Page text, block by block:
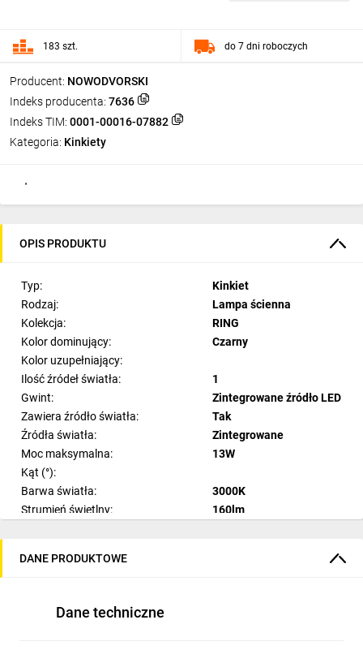
Producent: NOWODVORSKI
Indeks producenta: 7636
Indeks TIM: 0001-00016-07882
Kategoria: Kinkiety
183 szt. do 7 dni roboczych
OPIS PRODUKTU
Typ:
Kinkiet
Rodzaj:
Lampa ścienna
Kolekcja:
RING
Kolor dominujący:
Czarny
Kolor uzupełniający:
Ilość źródeł światła:
1
Gwint:
Zintegrowane źródło LED
Zawiera źródło światła:
Tak
Źródła światła:
Zintegrowane
Moc maksymalna:
13W
Kąt (°):
Barwa światła:
3000K
Strumień świetlny:
160lm
Materiał dodatkowy:
Szerokość:
DANE PRODUKTOWE
Dane techniczne